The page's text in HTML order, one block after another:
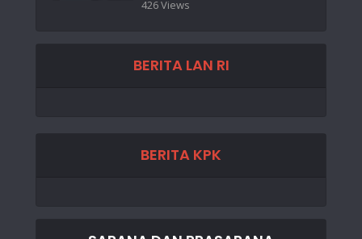
426 Views
BERITA LAN RI
BERITA KPK